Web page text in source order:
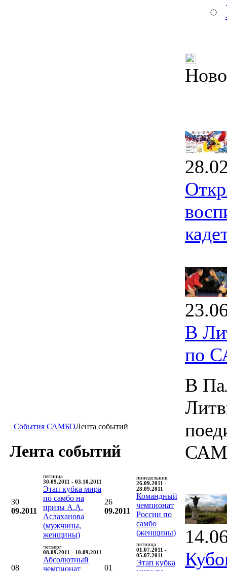
События САМБОЛента событий
Лента событий
30
09.2011
пятница
30.09.2011 - 03.10.2011
Этап кубка мира
по самбо на
призы А.А.
Аслаханова
(мужчины,
женщины)
26
09.2011
понедельник
26.09.2011 -
28.09.2011
Командный
чемпионат
России по
самбо
(женщины)
08
четверг
08.09.2011 - 10.09.2011
Абсолютный
чемпионат
01
пятница
01.07.2011 -
05.07.2011
Этап кубка
В
по
В